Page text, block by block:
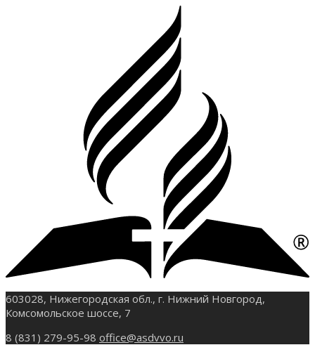
603028, Нижегородская обл., г. Нижний Новгород,
Комсомольское шоссе, 7
8 (831) 279-95-98 office@asdvvo.ru